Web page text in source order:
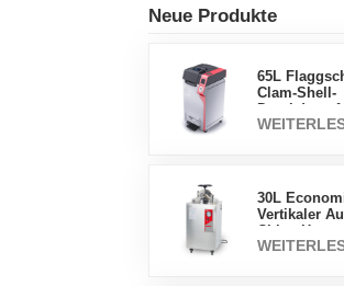
Neue Produkte
65L
Clam-Shell-
Fabrik
30L
Vertikaler